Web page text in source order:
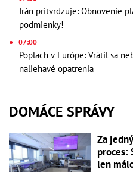
Irán pritvrdzuje: Obnovenie
podmienky!
07:00
Poplach v Európe: Vrátil sa
naliehavé opatrenia
DOMÁCE SPRÁVY
Za
proces:
len